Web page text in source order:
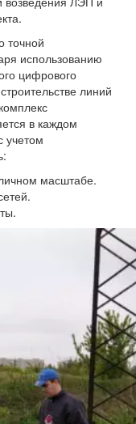
точной
использованию
цифрового
линий
в каждом
учетом
масштабе.